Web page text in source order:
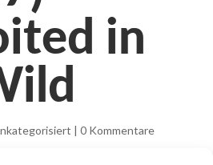
in
| 0 Kommentare